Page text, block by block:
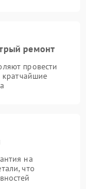
ремонт
провести
кратчайшие
на
что